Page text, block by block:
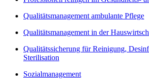
Qualitätsmanagement ambulante Pflege
Qualitätsmanagement in der
Qualitätssicherung für Reinigung,
Sterilisation
Sozialmanagement